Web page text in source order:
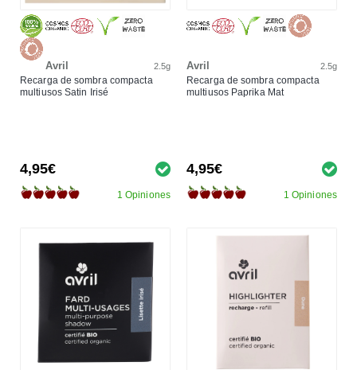
Avril 2.5g
Recarga de sombra compacta
multiusos Satin Irisé
4,95€
1 Opiniones
Avril 2.5g
Recarga de sombra compacta
multiusos Paprika Mat
4,95€
1 Opiniones